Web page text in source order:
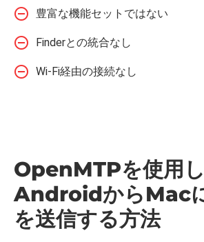
豊富な機能セットではない
Finderとの統合なし
Wi-Fi経由の接続なし
OpenMTPを使用
AndroidからMac
を送信する方法